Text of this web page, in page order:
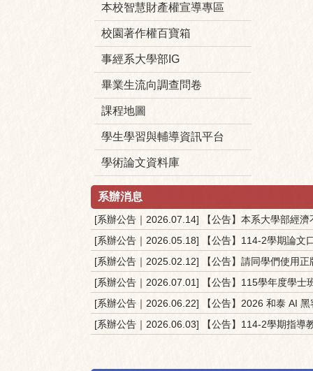
本校智慧財產權宣導專區
校園著作權百寶箱
事經系大學部IG
畢業生流向調查問卷
課程地圖
學生學習與輔導資訊平台
學術論文資料庫
系辦消息
[系辦公告｜2026.07.14] 【公告】本系大學部經
[系辦公告｜2026.05.18] 【公告】114-2學期論
[系辦公告｜2025.02.12] 【公告】請同學們使用
[系辦公告｜2026.07.01] 【公告】115學年度學士
[系辦公告｜2026.06.22] 【公告】2026 和泰 AI 黑
[系辦公告｜2026.06.03] 【公告】114-2學期指導